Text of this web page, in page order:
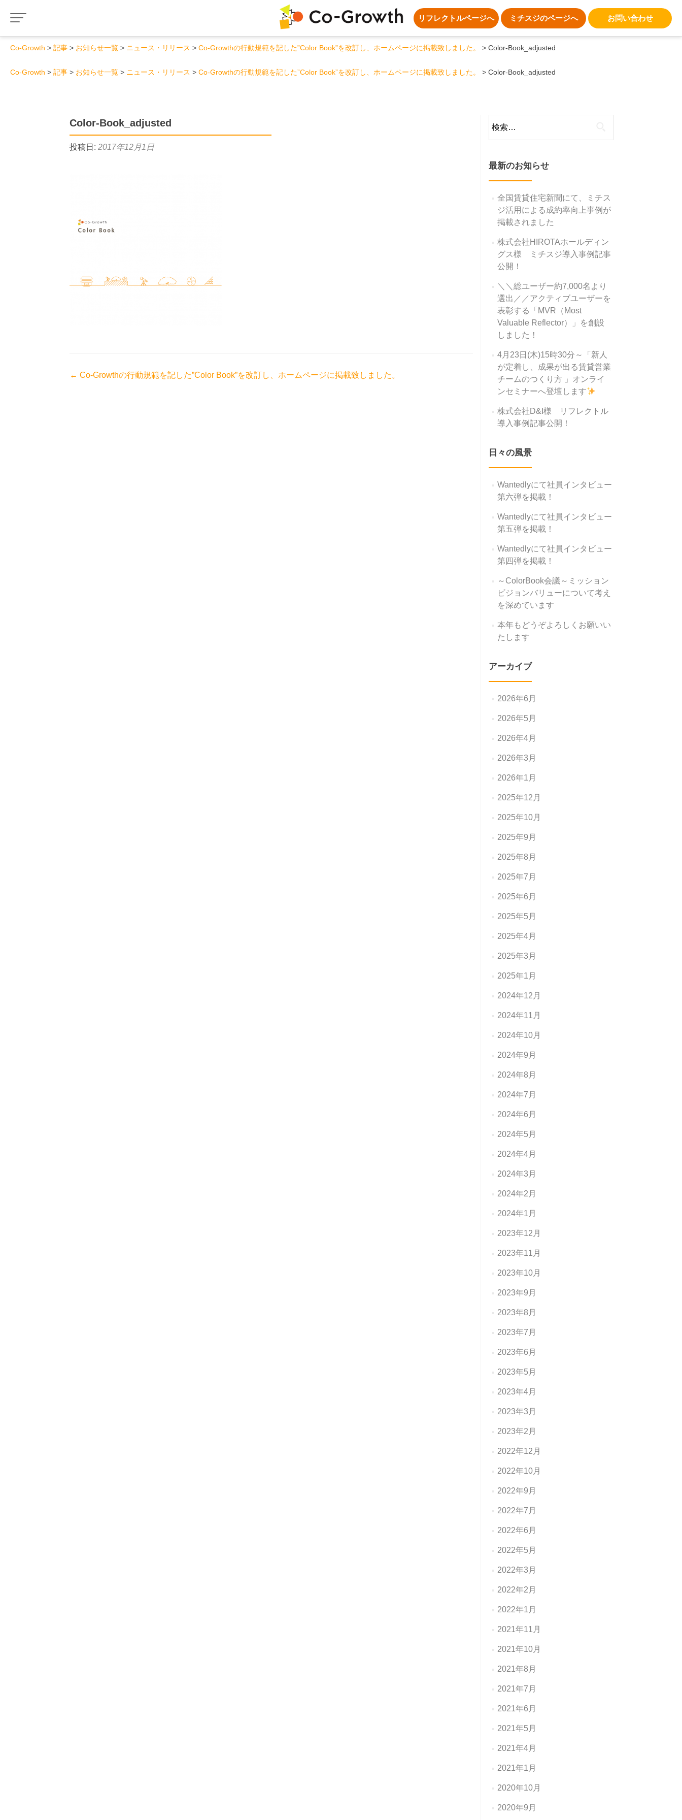
リフレクトルページへ ミチスジのページへ お問い合わせ
Co-Growth 記事 お知らせ一覧 ニュース・リリース Co-Growthの行動規範を記した”Color Book”を改訂し、ホームページに掲載致しました。 Color-Book_adjusted
Co-Growth 記事 お知らせ一覧 ニュース・リリース Co-Growthの行動規範を記した”Color Book”を改訂し、ホームページに掲載致しました。 Color-Book_adjusted
Color-Book_adjusted
投稿日: 2017年12月1日
投
← Co-Growthの行動規範を記した”Color Book”を改訂し、ホームページに掲載致しました。
索:
最新のお知らせ
全国賃貸住宅新聞にて、ミチス
ジ活用による成約率向上事例が
掲載されました
株式会社HIROTAホールディン
グス様 ミチスジ導入事例記事
公開！
＼＼総ユーザー約7,000名より
選出／／アクティブユーザーを
表彰する「MVR（Most
Valuable Reflector）」を創設
しました！
4月23日(木)15時30分～「新人
が定着し、成果が出る賃貸営業
チームのつくり方 」オンライ
ンセミナーへ登壇します
株式会社D&I様 リフレクトル
導入事例記事公開！
日々の風景
Wantedlyにて社員インタビュー
第六弾を掲載！
Wantedlyにて社員インタビュー
第五弾を掲載！
Wantedlyにて社員インタビュー
第四弾を掲載！
～ColorBook会議～ミッション
ビジョンバリューについて考え
を深めています
本年もどうぞよろしくお願いい
たします
アーカイブ
2026年6月
2026年5月
2026年4月
2026年3月
2026年1月
2025年12月
2025年10月
2025年9月
2025年8月
2025年7月
2025年6月
2025年5月
2025年4月
2025年3月
2025年1月
2024年12月
2024年11月
2024年10月
2024年9月
2024年8月
2024年7月
2024年6月
2024年5月
2024年4月
2024年3月
2024年2月
2024年1月
2023年12月
2023年11月
2023年10月
2023年9月
2023年8月
2023年7月
2023年6月
2023年5月
2023年4月
2023年3月
2023年2月
2022年12月
2022年10月
2022年9月
2022年7月
2022年6月
2022年5月
2022年3月
2022年2月
2022年1月
2021年11月
2021年10月
2021年8月
2021年7月
2021年6月
2021年5月
2021年4月
2021年1月
2020年10月
2020年9月